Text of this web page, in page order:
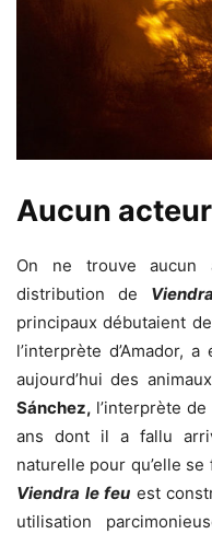
Aucun
On ne trouve aucun
distribution de
principaux débutaient
l’interprète d’Amador,
aujourd’hui des
Sánchez, l’interprète
ans dont il a fallu
naturelle pour qu’elle
Viendra le feu est
utilisation